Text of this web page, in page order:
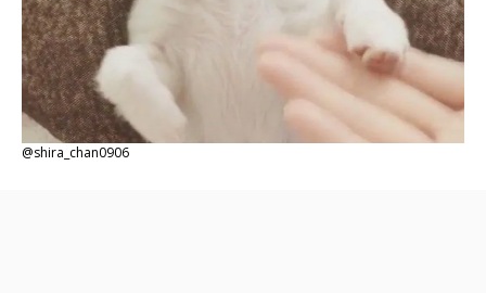
@shira_chan0906